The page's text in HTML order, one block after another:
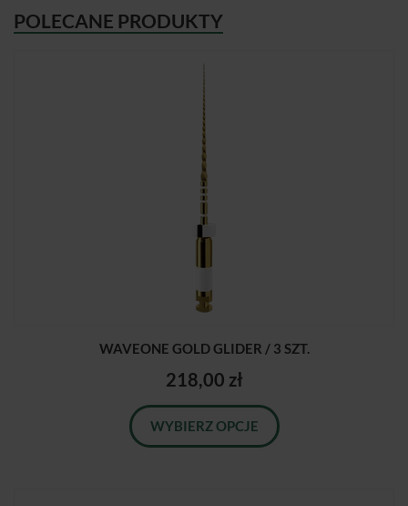
POLECANE PRODUKTY
WAVEONE GOLD GLIDER / 3 SZT.
218,00 zł
WYBIERZ OPCJE